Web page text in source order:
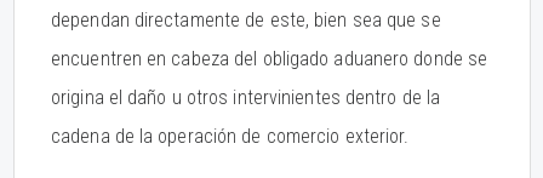
dependan directamente de este, bien sea que se
encuentren en cabeza del obligado aduanero donde se
origina el daño u otros intervinientes dentro de la
cadena de la operación de comercio exterior.